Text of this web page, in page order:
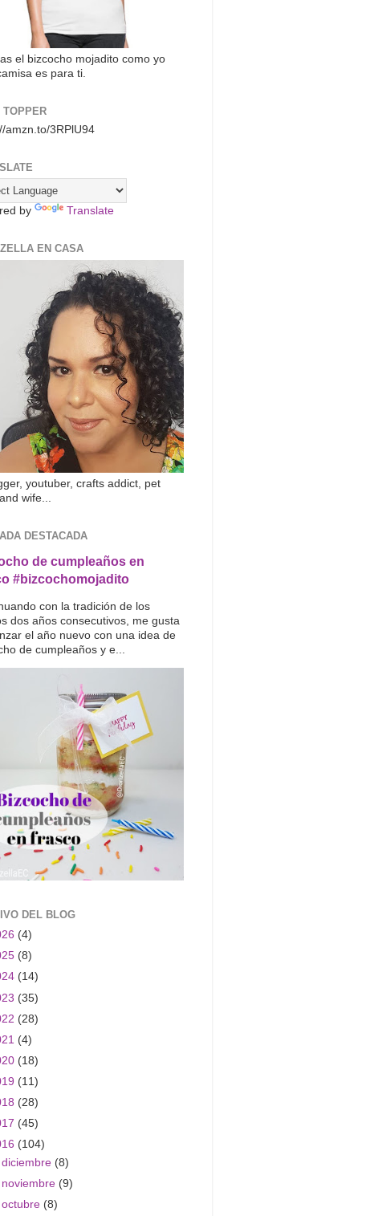
el bizcocho mojadito como yo
es para ti.
TOPPER
amzn.to/3RPlU94
by Translate
EN CASA
youtuber, crafts addict, pet
wife...
DESTACADA
de cumpleaños en
#bizcochomojadito
con la tradición de los
dos años consecutivos, me gusta
el año nuevo con una idea de
de cumpleaños y e...
DEL BLOG
(4)
(8)
(14)
(35)
(28)
(4)
(18)
(11)
(28)
(45)
(104)
diciembre (8)
noviembre (9)
octubre (8)